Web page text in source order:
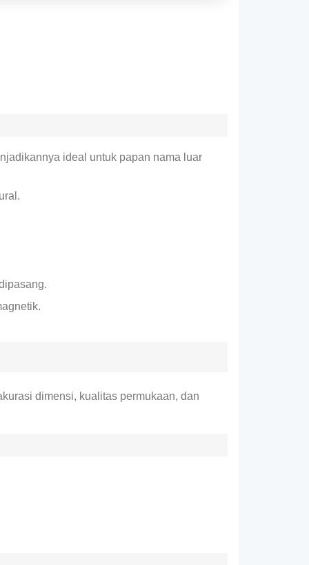
ideal untuk papan nama luar
dimensi, kualitas permukaan, dan